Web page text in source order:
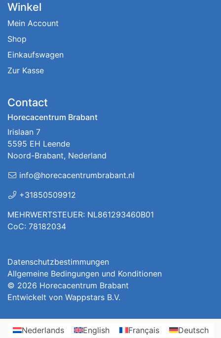
Winkel
Mein Account
Shop
Einkaufswagen
Zur Kasse
Contact
Horecacentrum Brabant
Irislaan 7
5595 EH Leende
Noord-Brabant, Nederland
info@horecacentrumbrabant.nl
+31850509912
MEHRWERTSTEUER: NL861293460B01
CoC: 78182034
Datenschutzbestimmungen
Allgemeine Bedingungen und Konditionen
© 2026 Horecacentrum Brabant
Entwickelt von Wappstars B.V.
Nederlands English Français Deutsch